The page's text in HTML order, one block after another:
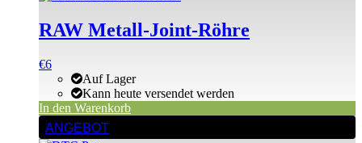
RAW Metall-Joint-Röhre
€6
Auf Lager
Kann heute versendet werden
In den Warenkorb
ANGEBOT